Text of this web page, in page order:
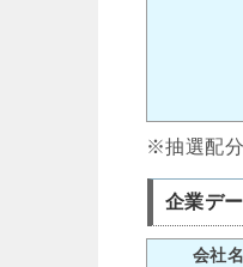
※抽選配分
企業デ
会社名